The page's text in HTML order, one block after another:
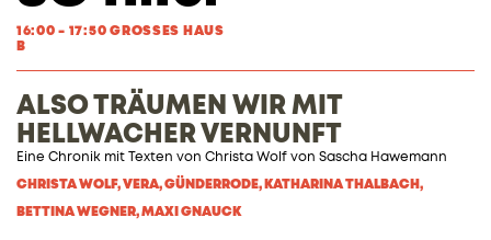
16:00 - 17:50 GROSSES HAUS
B
ALSO TRÄUMEN WIR MIT
HELLWACHER VERNUNFT
Eine Chronik mit Texten von Christa Wolf von Sascha Hawemann
CHRISTA WOLF, VERA, GÜNDERRODE, KATHARINA THALBACH,
BETTINA WEGNER, MAXI GNAUCK